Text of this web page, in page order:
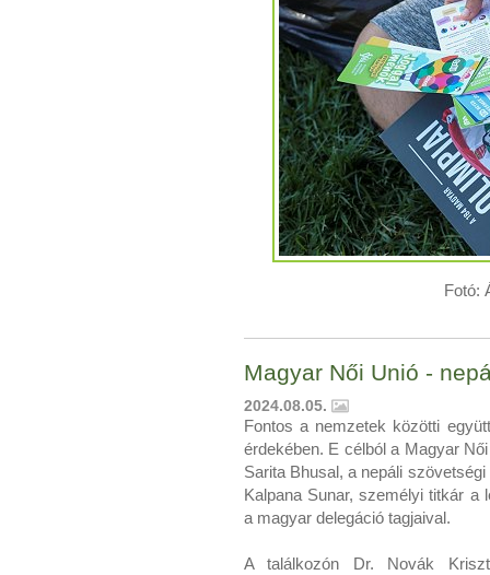
Fotó:
Magyar Női Unió -
2024.08.05.
Fontos a nemzetek közötti
érdekében. E célból a Magyar
Sarita Bhusal, a nepáli
Kalpana Sunar, személyi titkár a
a magyar delegáció tagjaival.
A találkozón Dr. Novák